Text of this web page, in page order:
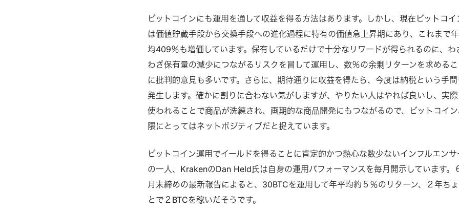
ビットコインにも運用を通して収益を得る方法はあります。しかし、現在ビットコイ
は価値貯蔵手段から交換手段への進化過程に特有の価値急上昇期にあり、これまで
均409％も増価しています。保有しているだけで十分なリワードが得られるのに、わ
わざ保有量の減少につながるリスクを冒して運用し、数％の余剰リターンを求める
に批判的意見も多いです。さらに、期待通りに収益を得たら、今度は納税という手
発生します。確かに割りに合わない気がしますが、やりたい人はやれば良いし、実
使われることで商品が洗練され、画期的な商品開発にもつながるので、ビットコイ
隈にとってはネットポジティブだと捉えています。
ビットコイン運用でイールドを得ることに肯定的かつ熱心な数少ないインフルエンサ
の一人、KrakenのDan Held氏は自身の運用パフォーマンスを毎月開示しています。
月末締めの最新報告によると、30BTCを運用して年平均約５％のリターン、２年ち
とで２BTCを稼いだそうです。